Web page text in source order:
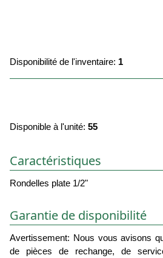
Disponibilité de l'inventaire: 1
Disponible à l'unité: 55
Caractéristiques
Rondelles plate 1/2"
Garantie de disponibilité
Avertissement: Nous vous avisons
de pièces de rechange, de